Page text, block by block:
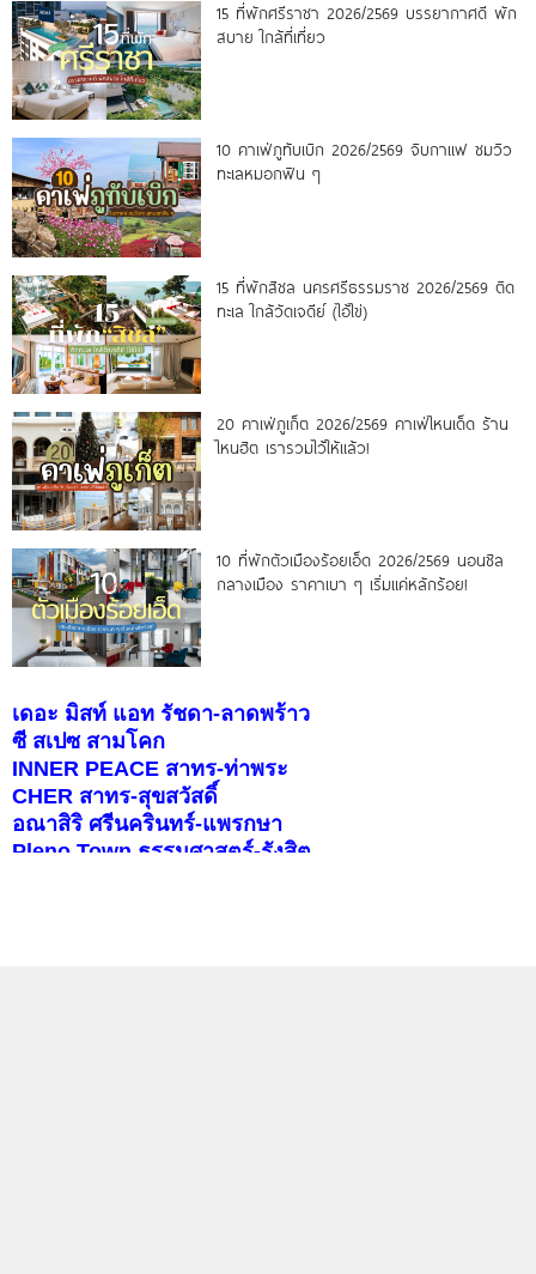
15 ที่พักศรีราชา 2026/2569 บรรยากาศดี พัก
สบาย ใกล้ที่เที่ยว
10 คาเฟ่ภูทับเบิก 2026/2569 จิบกาแฟ ชมวิว
ทะเลหมอกฟิน ๆ
15 ที่พักสิชล นครศรีธรรมราช 2026/2569 ติด
ทะเล ใกล้วัดเจดีย์ (ไอ้ไข่)
20 คาเฟ่ภูเก็ต 2026/2569 คาเฟ่ไหนเด็ด ร้าน
ไหนฮิต เรารวมไว้ให้แล้ว!
10 ที่พักตัวเมืองร้อยเอ็ด 2026/2569 นอนชิล
กลางเมือง ราคาเบา ๆ เริ่มแค่หลักร้อย!
เดอะ มิสท์ แอท รัชดา-ลาดพร้าว
ซี สเปซ สามโคก
INNER PEACE สาทร-ท่าพระ
CHER สาทร-สุขสวัสดิ์
อณาสิริ ศรีนครินทร์-แพรกษา
Pleno Town ธรรมศาสตร์-รังสิต